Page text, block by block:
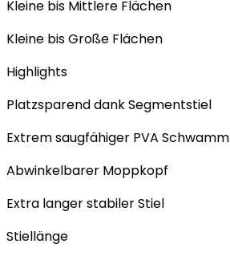
Kleine bis Mittlere Flächen
Kleine bis Große Flächen
Highlights
Platzsparend dank Segmentstiel
Extrem saugfähiger PVA Schwamm
Abwinkelbarer Moppkopf
Extra langer stabiler Stiel
Stiellänge